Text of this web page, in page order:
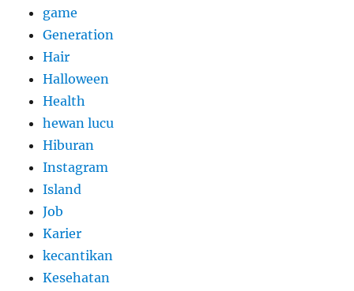
game
Generation
Hair
Halloween
Health
hewan lucu
Hiburan
Instagram
Island
Job
Karier
kecantikan
Kesehatan